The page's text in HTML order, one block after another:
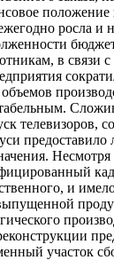
в связи с
предоставило
и
участок